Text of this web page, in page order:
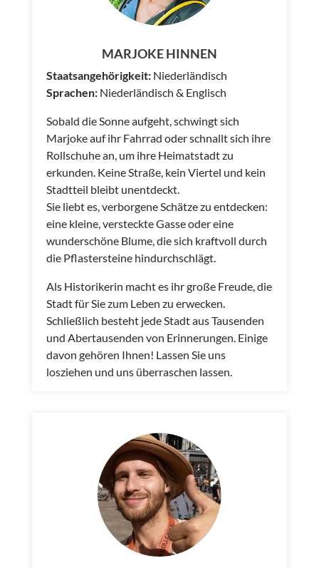
MARJOKE HINNEN
Staatsangehörigkeit:Niederländisch
Sprachen:Niederländisch & Englisch
Sobald die Sonne aufgeht, schwingt sich
Marjoke auf ihr Fahrrad oder schnallt sich ihre
Rollschuhe an, um ihre Heimatstadt zu
erkunden. Keine Straße, kein Viertel und kein
Stadtteil bleibt unentdeckt.
Sie liebt es, verborgene Schätze zu entdecken:
eine kleine, versteckte Gasse oder eine
wunderschöne Blume, die sich kraftvoll durch
die Pflastersteine hindurchschlägt.
Als Historikerin macht es ihr große Freude, die
Stadt für Sie zum Leben zu erwecken.
Schließlich besteht jede Stadt aus Tausenden
und Abertausenden von Erinnerungen. Einige
davon gehören Ihnen! Lassen Sie uns
losziehen und uns überraschen lassen.